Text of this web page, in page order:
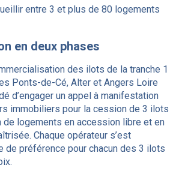
entre 3 et plus de 80 logements
en deux phases
des ilots de la tranche 1
Ponts-de-Cé, Alter et Angers Loire
d’engager un appel à manifestation
immobiliers pour la cession de 3 ilots
de logements en accession libre et en
Chaque opérateur s’est
de préférence pour chacun des 3 ilots